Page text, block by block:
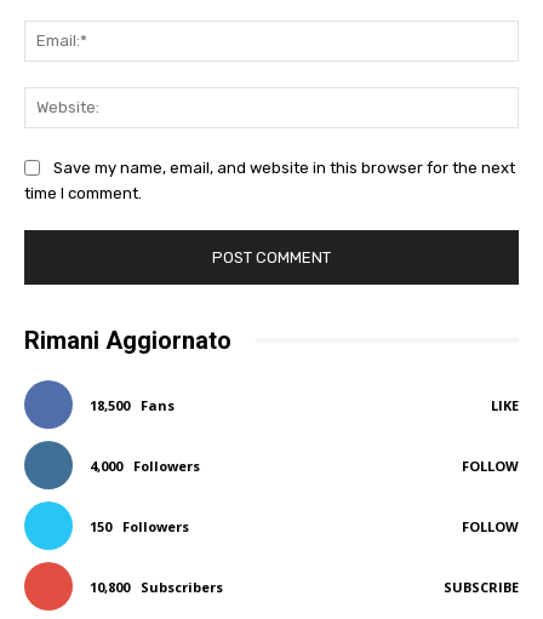
Save my name, email, and website in this browser for the next
time I comment.
Rimani Aggiornato
18,500 Fans LIKE
4,000 Followers FOLLOW
150 Followers FOLLOW
10,800 Subscribers SUBSCRIBE